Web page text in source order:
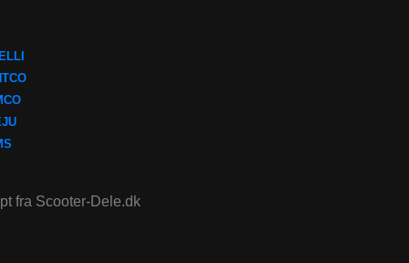
fra Scooter-Dele.dk